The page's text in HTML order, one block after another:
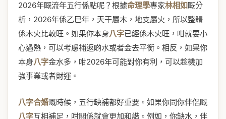
2026年嘅流年五行係點呢？根據命理學專家林相如嘅分
析，2026年係乙巳年，天干屬木，地支屬火，所以整體
係木火比較旺。如果你本身八字已經係木火旺，咁就要小
心過熱，可以考慮補返啲水或者金去平衡。相反，如果你
本身八字金水多，咁2026年可能對你有利，可以趁機加
強事業或者財運。
八字合婚嘅時候，五行缺補都好重要。如果你同你伴侶嘅
八字互相補足，咁關係就會更加和諧。例如，你缺水，伴